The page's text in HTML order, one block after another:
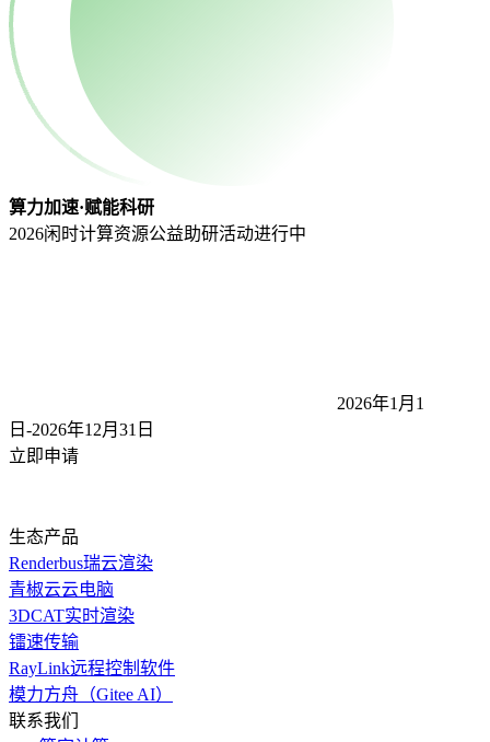
算力加速·赋能科研
2026闲时计算资源公益助研活动进行中
2026年1月1
日-2026年12月31 日
立即申请
生态产品
Renderbus瑞云渲染
青椒云云电脑
3DCAT实时渲染
镭速传输
RayLink远程控制软件
模力方舟（Gitee AI）
联系我们